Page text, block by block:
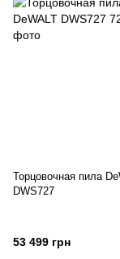
Торцовочная пила
DWS727
53 499 грн